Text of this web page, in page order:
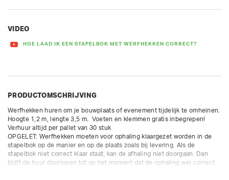
VIDEO
HOE LAAD IK EEN STAPELBOK MET WERFHEKKEN CORRECT?
PRODUCTOMSCHRIJVING
Werfhekken huren om je bouwplaats of evenement tijdelijk te omheinen.
Hoogte 1,2 m, lengte 3,5 m.  Voeten en klemmen gratis inbegrepen!
Verhuur altijd per pallet van 30 stuk
OPGELET: Werfhekken moeten voor ophaling klaargezet worden in de
stapelbok op de manier en op de plaats zoals bij levering. Als de
stapelbok niet correct klaar staat, kan de afhaling niet doorgaan. Dan
blijft de huur doorlopen tot op het moment dat de ophaling wel correct